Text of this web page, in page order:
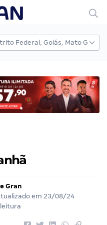
Gran
em 23/08/24